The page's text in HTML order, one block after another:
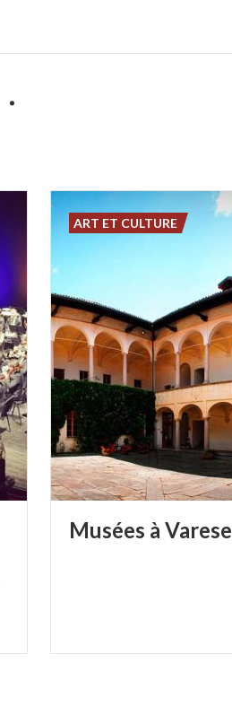
Musées à Varese
ART ET CULTURE